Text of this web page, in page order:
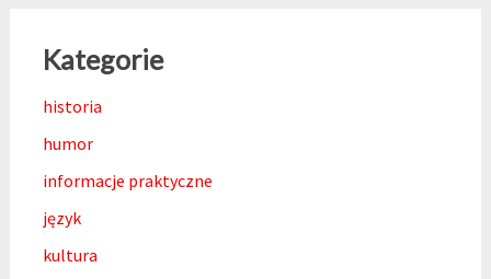
Kategorie
historia
humor
informacje praktyczne
język
kultura